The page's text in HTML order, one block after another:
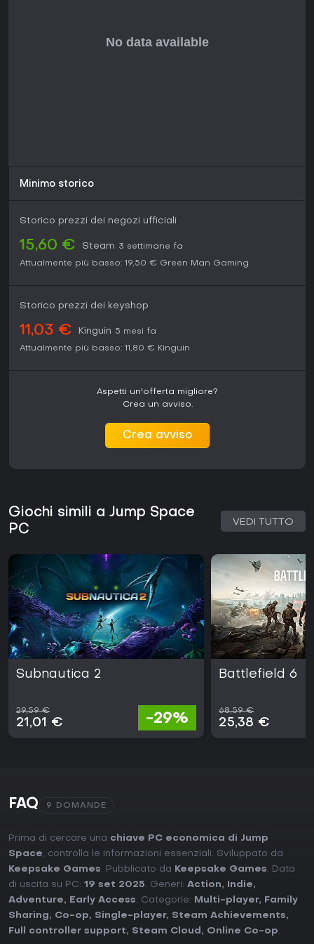
Minimo storico
Storico prezzi dei negozi ufficiali
15,60 € Steam 3 settimane fa
Attualmente più basso: 19,50 € Green Man Gaming
Storico prezzi dei keyshop
11,03 € Kinguin 5 mesi fa
Attualmente più basso: 11,80 € Kinguin
Aspetti un'offerta migliore?
Crea un avviso.
Crea avviso
Giochi simili a Jump Space
PC
VEDI TUTTO
Subnautica 2
29,59 €
21,01 € -29%
Battlefield 6
68,59 €
25,38 €
FAQ 9 DOMANDE
Prima di cercare una chiave PC economica di Jump
Space, controlla le informazioni essenziali. Sviluppato da
Keepsake Games. Pubblicato da Keepsake Games. Data
di uscita su PC: 19 set 2025. Generi: Action, Indie,
Adventure, Early Access. Categorie: Multi-player,
Family
Sharing, Co-op, Single-player, Steam Achievements,
Full controller support, Steam Cloud , Online Co-op.